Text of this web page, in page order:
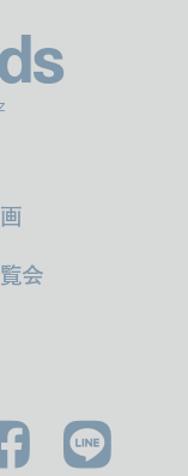
s
会
LINE